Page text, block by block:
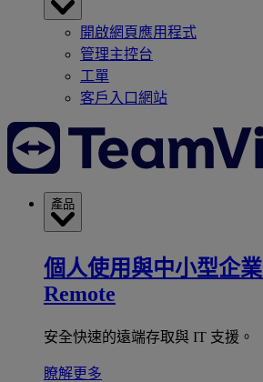
開啟網頁應用程式
管理主控台
工單
客戶入口網站
產品
個人使用與中小型企業
Remote
安全快速的遠端存取與 IT 支援。
瞭解更多